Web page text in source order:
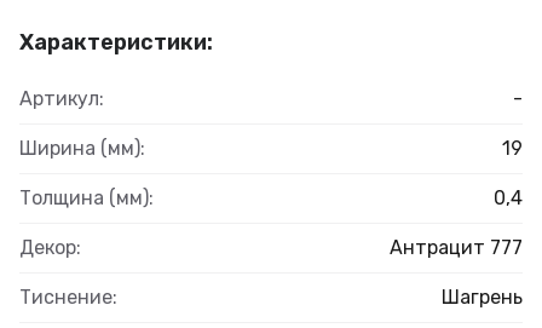
Характеристики:
Артикул: -
Ширина (мм): 19
Толщина (мм): 0,4
Декор: Антрацит 777
Тиснение: Шагрень